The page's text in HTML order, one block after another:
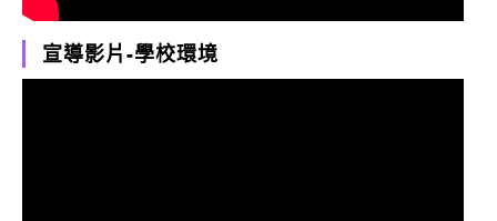
宣導影片-學校環境